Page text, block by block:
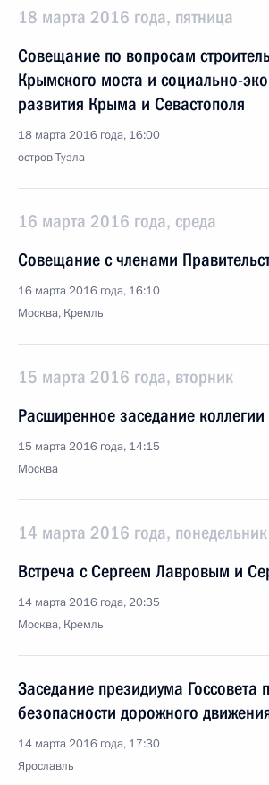
18 марта 2016 года, пятница
Совещание по вопросам
Крымского моста и социально-
развития Крыма и Севастополя
18 марта 2016 года, 16:00
остров Тузла
16 марта 2016 года, среда
Совещание с членами
16 марта 2016 года, 16:10
Москва, Кремль
15 марта 2016 года, вторник
Расширенное заседание
15 марта 2016 года, 14:15
Москва
14 марта 2016 года, понедельник
Встреча с Сергеем Лавровым и
14 марта 2016 года, 20:35
Москва, Кремль
Заседание президиума Госсовета
безопасности дорожного
14 марта 2016 года, 17:30
Ярославль